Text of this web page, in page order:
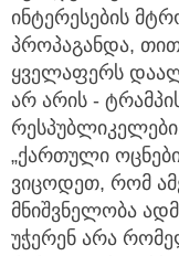
ინტერესების
პროპაგანდა,
ყველაფერს
არ არის -
„ქართული
ვიცოდეთ, რომ
მნიშვნელობა
უჭერენ არა